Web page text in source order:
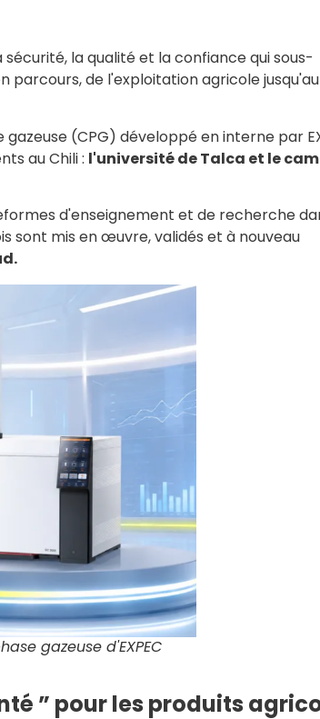
la qualité et la confiance qui sous-
de l'exploitation agricole jusqu'au
(CPG) développé en interne par
au Chili : l'université de Talca et le
d'enseignement et de recherche
sont mis en œuvre, validés et à nouveau
gazeuse d'EXPEC
” pour les produits